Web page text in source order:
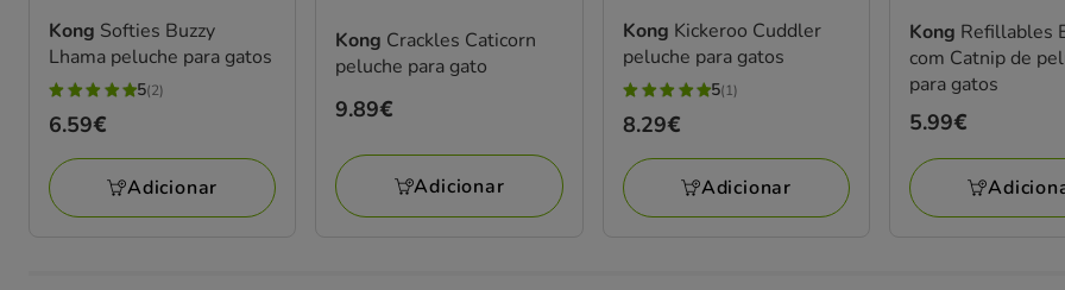
Kong Softies Buzzy
Lhama peluche para gatos
5
estrelas
com
2
avaliações
5(2)
Preço
6.59€
6.59€
Adicionar
Kong Crackles Caticorn
peluche para gato
Preço
9.89€
Adicionar
Kong Kickeroo Cuddler
peluche para gatos
5
estrelas
com
1
avaliações
5(1)
Preço
8.29€
8.29€
Adicionar
Kong Refillables
com Catnip de
para gatos
Preço
5.99€